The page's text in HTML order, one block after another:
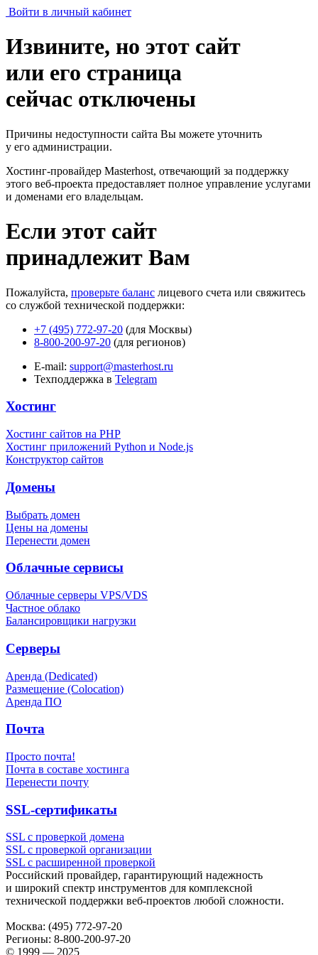
Войти в личный кабинет
Извините, но этот сайт
или его страница
сейчас отключены
Причины недоступности сайта Вы можете уточнить
у его администрации.
Хостинг-провайдер Masterhost, отвечающий за поддержку
этого веб-проекта предоставляет полное управление услугами
и доменами его владельцам.
Если этот сайт
принадлежит Вам
Пожалуйста, проверьте баланс лицевого счета или свяжитесь
со службой технической поддержки:
+7 (495) 772-97-20 (для Москвы)
8-800-200-97-20 (для регионов)
E-mail: support@masterhost.ru
Техподдержка в Telegram
Хостинг
Хостинг сайтов на PHP
Хостинг приложений Python и Node.js
Конструктор сайтов
Домены
Выбрать домен
Цены на домены
Перенести домен
Облачные сервисы
Облачные серверы VPS/VDS
Частное облако
Балансировщики нагрузки
Серверы
Аренда (Dedicated)
Размещение (Colocation)
Аренда ПО
Почта
Просто почта!
Почта в составе хостинга
Перенести почту
SSL-сертификаты
SSL с проверкой домена
SSL с проверкой организации
SSL с расширенной проверкой
Российский провайдер, гарантирующий надежность
и широкий спектр инструментов для комплексной
технической поддержки веб-проектов любой сложности.
Москва: (495) 772-97-20
Регионы: 8-800-200-97-20
© 1999 — 2025